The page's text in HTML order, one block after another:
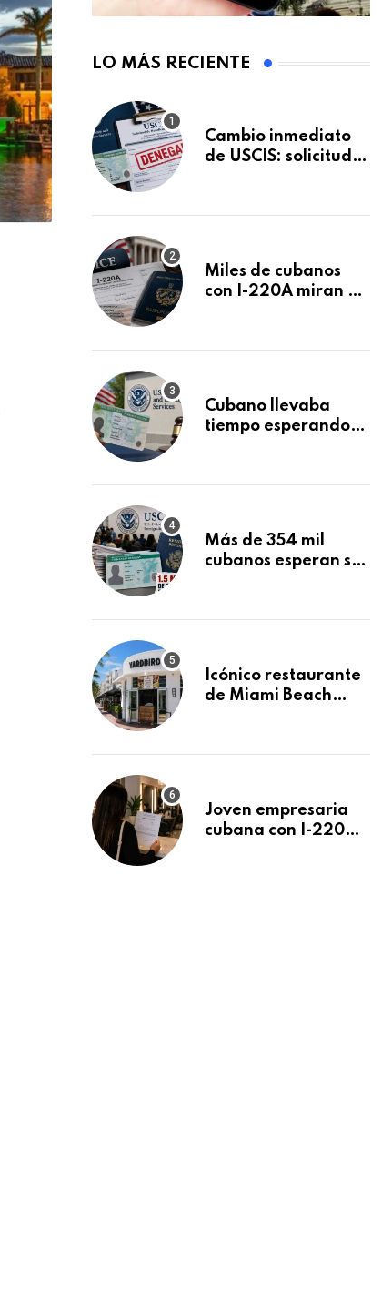
LO MÁS RECIENTE
Cambio inmediato
de USCIS: solicitudes
sin previo aviso
Miles de cubanos
con I-220A miran al
decidirse en una
Cubano llevaba
tiempo esperando
tras Writ of
Más de 354 mil
cubanos esperan su
acumula 1.5 millones
Icónico restaurante
de Miami Beach
después de 15 años
Joven empresaria
cubana con I-220A